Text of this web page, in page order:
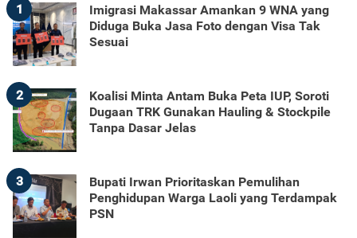
1
Imigrasi Makassar Amankan 9 WNA yang
Diduga Buka Jasa Foto dengan Visa Tak
Sesuai
2
Koalisi Minta Antam Buka Peta IUP, Soroti
Dugaan TRK Gunakan Hauling & Stockpile
Tanpa Dasar Jelas
3
Bupati Irwan Prioritaskan Pemulihan
Penghidupan Warga Laoli yang Terdampak
PSN